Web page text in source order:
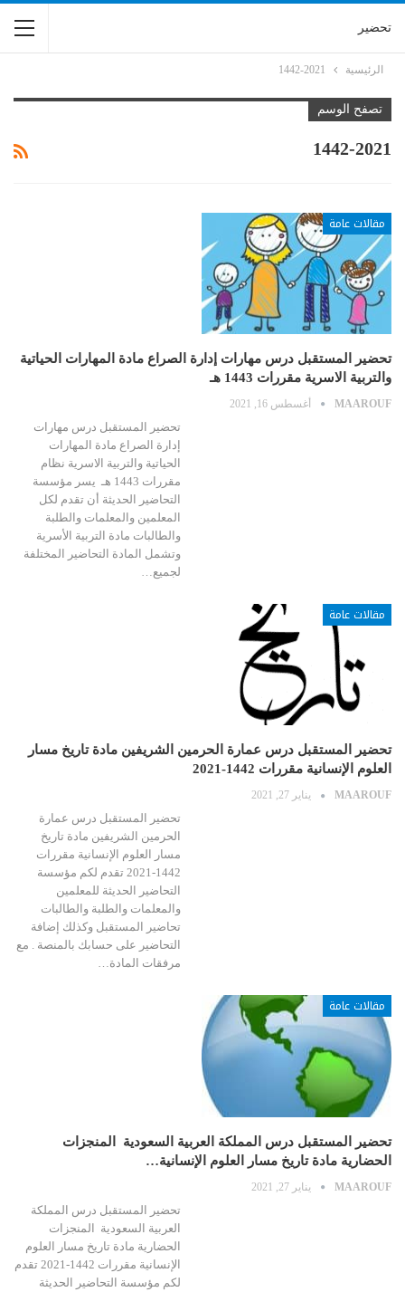
تحضير
الرئيسية 1442-2021
تصفح الوسم
1442-2021
مقالات عامة
تحضير المستقبل درس مهارات إدارة الصراع مادة المهارات الحياتية
والتربية الاسرية مقررات 1443 هـ
MAAROUF أغسطس 16, 2021
تحضير المستقبل درس مهارات
إدارة الصراع مادة المهارات
الحياتية والتربية الاسرية نظام
مقررات 1443 هـ يسر مؤسسة
التحاضير الحديثة أن تقدم لكل
المعلمين والمعلمات والطلبة
والطالبات مادة التربية الأسرية
وتشمل المادة التحاضير المختلفة
لجميع…
مقالات عامة
تحضير المستقبل درس عمارة الحرمين الشريفين مادة تاريخ مسار
العلوم الإنسانية مقررات 1442-2021
MAAROUF يناير 27, 2021
تحضير المستقبل درس عمارة
الحرمين الشريفين مادة تاريخ
مسار العلوم الإنسانية مقررات
1442-2021 تقدم لكم مؤسسة
التحاضير الحديثة للمعلمين
والمعلمات والطلبة والطالبات
تحاضير المستقبل وكذلك إضافة
التحاضير على حسابك بالمنصة . مع
مرفقات المادة…
مقالات عامة
تحضير المستقبل درس المملكة العربية السعودية المنجزات
الحضارية مادة تاريخ مسار العلوم الإنسانية…
MAAROUF يناير 27, 2021
تحضير المستقبل درس المملكة
العربية السعودية المنجزات
الحضارية مادة تاريخ مسار العلوم
الإنسانية مقررات 1442-2021 تقدم
لكم مؤسسة التحاضير الحديثة